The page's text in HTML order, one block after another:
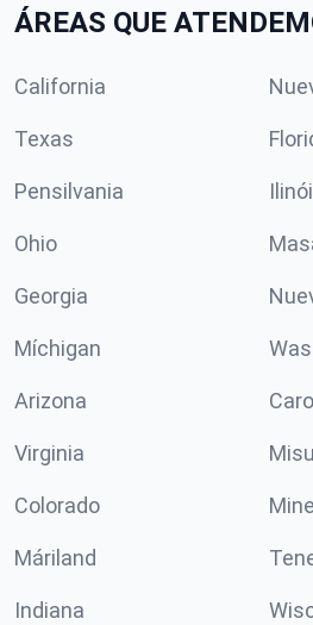
ÁREAS QUE
California
Texas
Pensilvania
Ohio
Georgia
Míchigan
Arizona
Virginia
Colorado
Máriland
Indiana